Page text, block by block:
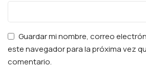
Guardar mi nombre, correo
este navegador para la próxima vez
comentario.